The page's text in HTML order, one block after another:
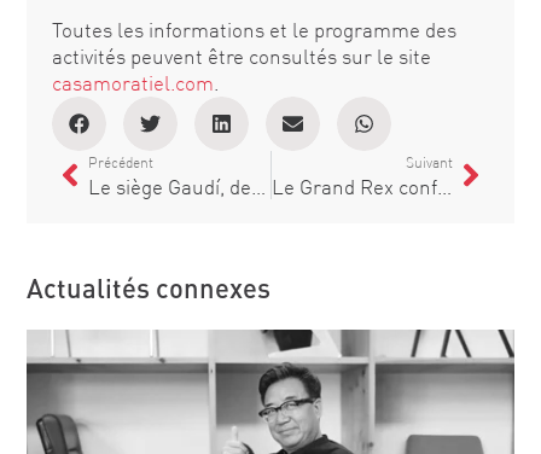
Toutes les informations et le programme des
activités peuvent être consultés sur le site
casamoratiel.com
Précédent Suivant
Le Grand Rex confie à Figueras la rénovation de la Salle 7, dans l’un des cinémas les plus emblématiques au monde
Actualités connexes